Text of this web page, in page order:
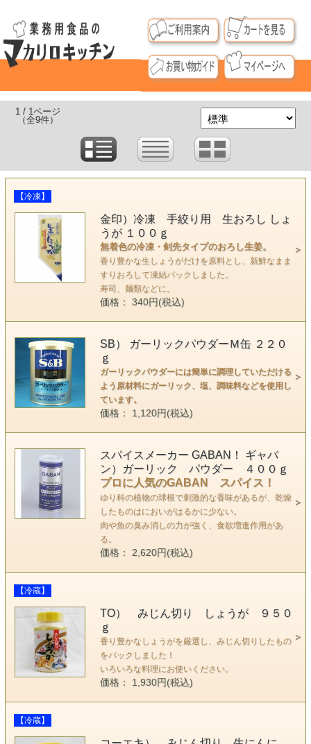
1 / 1ページ
（全9件）
【冷凍】
金印）冷凍 手絞り用 生おろし しょ
うが １００ｇ
無着色の冷凍・剣先タイプのおろし生姜。
香り豊かな生しょうがだけを原料とし、新鮮なまま
すりおろして凍結パックしました。
寿司、麺類などに。
価格： 340円(税込)
SB） ガーリックパウダーＭ缶 ２２０
ｇ
ガーリックパウダーには簡単に調理していただける
よう原材料にガーリック、塩、調味料などを使用し
ています。
価格： 1,120円(税込)
スパイスメーカー GABAN！ ギャバ
ン）ガーリック パウダー ４００ｇ
プロに人気のGABAN スパイス！
ゆり科の植物の球根で刺激的な香味があるが、乾燥
したものはにおいがはるかに少ない。
肉や魚の臭み消しの力が強く、食欲増進作用があ
る。
価格： 2,620円(税込)
【冷蔵】
TO） みじん切り しょうが ９５０
ｇ
香り豊かなしょうがを厳選し、みじん切りしたもの
をパックしました！
いろいろな料理にお使いください。
価格： 1,930円(税込)
【冷蔵】